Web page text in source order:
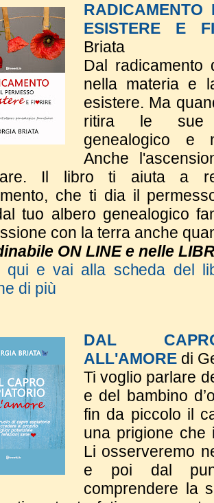
ESISTERE E
Briata
Dal radicamento
nella materia e
esistere. Ma
ritira le sue
genealogico e
Anche
Il libro ti aiuta a
che ti dia il
tuo albero genealogico
con la terra anche
ON LINE e nelle
qui e vai alla scheda del
di più
DAL
ALL'AMORE di
Ti voglio parlare
e del bambino
fin da piccolo il
una prigione che
Li osserveremo
e poi dal
comprendere la